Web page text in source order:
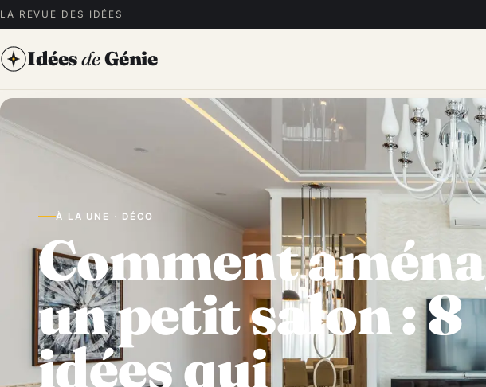
LA REVUE DES IDÉES
IdéesdeGénie
À LA UNE · DÉCO
Comment
un petit salon : 8
idées qui